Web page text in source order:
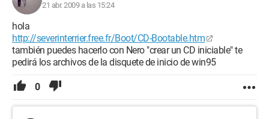
21 abr. 2009 a las 15:24
hola
http://severinterrier.free.fr/Boot/CD-Bootable.htm
también puedes hacerlo con Nero "crear un CD iniciable" te
pedirá los archivos de la disquete de inicio de win95
0